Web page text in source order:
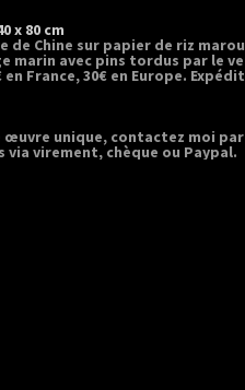
x 80 cm
de Chine sur papier de riz
marin avec pins tordus par le
en France, 30€ en Europe.
unique, contactez moi
via virement, chèque ou Paypal.